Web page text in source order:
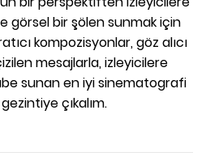
görsel bir şölen sunmak için
kompozisyonlar, göz alıcı
mesajlarla, izleyicilere
sunan en iyi sinematografi
çıkalım.